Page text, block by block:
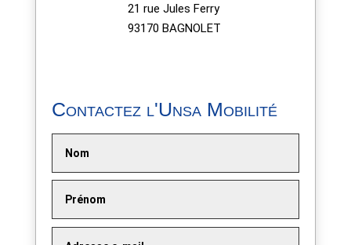
21 rue Jules Ferry
93170 BAGNOLET
Contactez l'Unsa Mobilité